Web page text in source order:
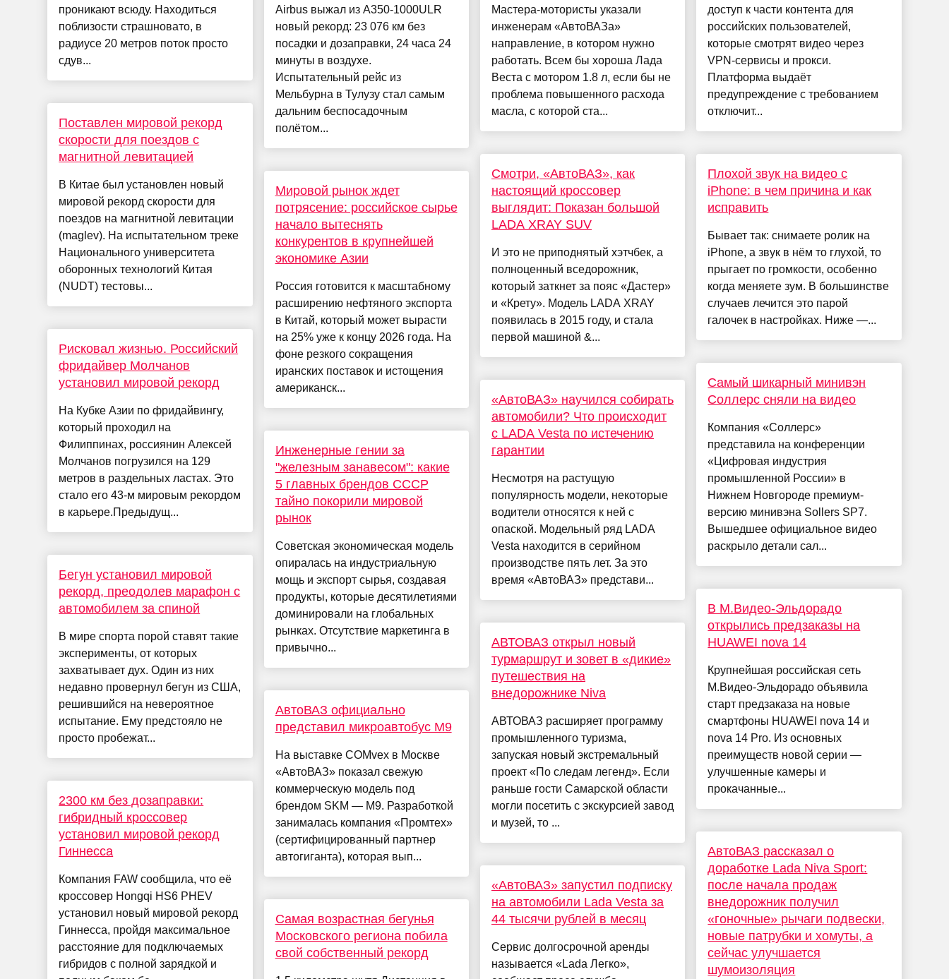
проникают всюду. Находиться
поблизости страшновато, в
радиусе 20 метров поток просто
сдув...
Поставлен мировой рекорд
скорости для поездов с
магнитной левитацией
В Китае был установлен новый
мировой рекорд скорости для
поездов на магнитной левитации
(maglev). На испытательном треке
Национального университета
оборонных технологий Китая
(NUDT) тестовы...
Рисковал жизнью. Российский
фридайвер Молчанов
установил мировой рекорд
На Кубке Азии по фридайвингу,
который проходил на
Филиппинах, россиянин Алексей
Молчанов погрузился на 129
метров в раздельных ластах. Это
стало его 43-м мировым рекордом
в карьере.Предыдущ...
Бегун установил мировой
рекорд, преодолев марафон с
автомобилем за спиной
В мире спорта порой ставят такие
эксперименты, от которых
захватывает дух. Один из них
недавно провернул бегун из США,
решившийся на невероятное
испытание. Ему предстояло не
просто пробежат...
2300 км без дозаправки:
гибридный кроссовер
установил мировой рекорд
Гиннесса
Компания FAW сообщила, что её
кроссовер Hongqi HS6 PHEV
установил новый мировой рекорд
Гиннесса, пройдя максимальное
расстояние для подключаемых
гибридов с полной зарядкой и
Airbus выжал из A350-1000ULR
новый рекорд: 23 076 км без
посадки и дозаправки, 24 часа 24
минуты в воздухе.
Испытательный рейс из
Мельбурна в Тулузу стал самым
дальним беспосадочным
полётом...
Мировой рынок ждет
потрясение: российское сырье
начало вытеснять
конкурентов в крупнейшей
экономике Азии
Россия готовится к масштабному
расширению нефтяного экспорта
в Китай, который может вырасти
на 25% уже к концу 2026 года. На
фоне резкого сокращения
иранских поставок и истощения
американск...
Инженерные гении за
"железным занавесом": какие
5 главных брендов СССР
тайно покорили мировой
рынок
Советская экономическая модель
опиралась на индустриальную
мощь и экспорт сырья, создавая
продукты, которые десятилетиями
доминировали на глобальных
рынках. Отсутствие маркетинга в
привычно...
АвтоВАЗ официально
представил микроавтобус M9
На выставке COMvex в Москве
«АвтоВАЗ» показал свежую
коммерческую модель под
брендом SKM — M9. Разработкой
занималась компания «Промтех»
(сертифицированный партнер
автогиганта), которая вып...
Самая возрастная бегунья
Московского региона побила
свой собственный рекорд
Мастера-мотористы указали
инженерам «АвтоВАЗа»
направление, в котором нужно
работать. Всем бы хороша Лада
Веста с мотором 1.8 л, если бы не
проблема повышенного расхода
масла, с которой ста...
Смотри, «АвтоВАЗ», как
настоящий кроссовер
выглядит: Показан большой
LADA XRAY SUV
И это не приподнятый хэтчбек, а
полноценный вседорожник,
который заткнет за пояс «Дастер»
и «Крету». Модель LADA XRAY
появилась в 2015 году, и стала
первой машиной &...
«АвтоВАЗ» научился собирать
автомобили? Что происходит
с LADA Vesta по истечению
гарантии
Несмотря на растущую
популярность модели, некоторые
водители относятся к ней с
опаской. Модельный ряд LADA
Vesta находится в серийном
производстве пять лет. За это
время «АвтоВАЗ» представи...
АВТОВАЗ открыл новый
турмаршрут и зовет в «дикие»
путешествия на
внедорожнике Niva
АВТОВАЗ расширяет программу
промышленного туризма,
запуская новый экстремальный
проект «По следам легенд». Если
раньше гости Самарской области
могли посетить с экскурсией завод
и музей, то ...
«АвтоВАЗ» запустил подписку
на автомобили Lada Vesta за
44 тысячи рублей в месяц
Сервис долгосрочной аренды
называется «Lada Легко»,
доступ к части контента для
российских пользователей,
которые смотрят видео через
VPN-сервисы и прокси.
Платформа выдаёт
предупреждение с требованием
отключит...
Плохой звук на видео с
iPhone: в чем причина и как
исправить
Бывает так: снимаете ролик на
iPhone, а звук в нём то глухой, то
прыгает по громкости, особенно
когда меняете зум. В большинстве
случаев лечится это парой
галочек в настройках. Ниже —...
Самый шикарный минивэн
Соллерс сняли на видео
Компания «Соллерс»
представила на конференции
«Цифровая индустрия
промышленной России» в
Нижнем Новгороде премиум-
версию минивэна Sollers SP7.
Вышедшее официальное видео
раскрыло детали сал...
В М.Видео-Эльдорадо
открылись предзаказы на
HUAWEI nova 14
Крупнейшая российская сеть
М.Видео-Эльдорадо объявила
старт предзаказа на новые
смартфоны HUAWEI nova 14 и
nova 14 Pro. Из основных
преимуществ новой серии —
улучшенные камеры и
прокачанные...
АвтоВАЗ рассказал о
доработке Lada Niva Sport:
после начала продаж
внедорожник получил
«гоночные» рычаги подвески,
новые патрубки и хомуты, а
сейчас улучшается
шумоизоляция